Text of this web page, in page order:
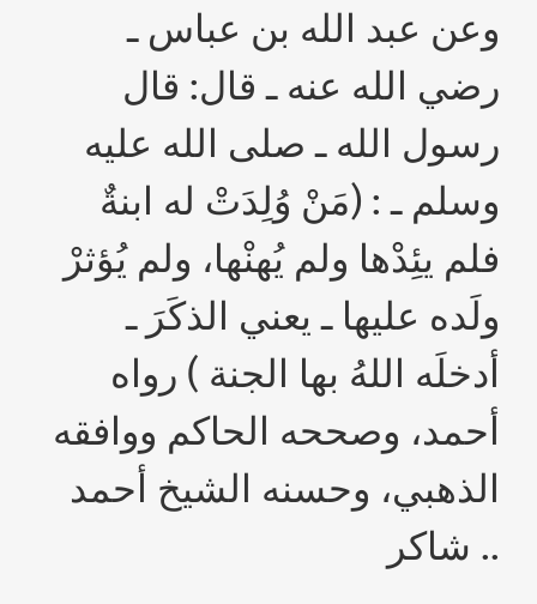
وعن عبد الله بن عباس ـ
رضي الله عنه ـ قال: قال
رسول الله ـ صلى الله عليه
وسلم ـ : (مَنْ وُلِدَتْ له ابنةٌ
فلم يئِدْها ولم يُهنْها، ولم يُؤثرْ
ولَده عليها ـ يعني الذكَرَ ـ
أدخلَه اللهُ بها الجنة ) رواه
أحمد، وصححه الحاكم ووافقه
الذهبي، وحسنه الشيخ أحمد
شاكر ..